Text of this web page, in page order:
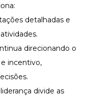
detalhadas e
direcionando o
incentivo,
divide as